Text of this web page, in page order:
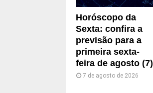
Horóscopo da
Sexta: confira a
previsão para a
primeira sexta-
feira de agosto (7)
7 de agosto de 2026